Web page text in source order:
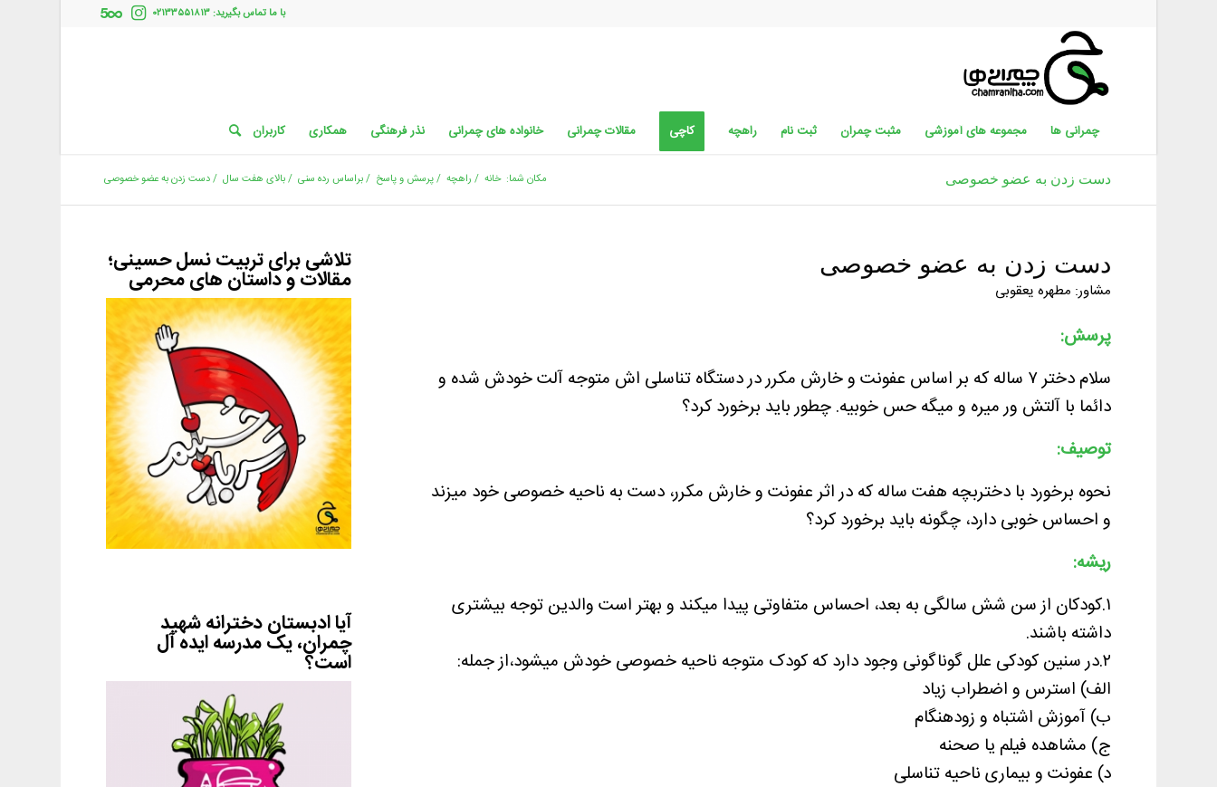
با ما تماس بگیرید: ۰۲۱۳۳۵۵۱۸۱۳
چمرانی ها مجموعه های آموزشی مثبت چمران ثبت نام راهچه کاچی مقالات چمرانی خانواده های چمرانی نذر فرهنگی همکاری کاربران
دست زدن به عضو خصوصی مکان شما: خانه / راهچه /پرسش و پاسخ /براساس رده سنی /بالای هفت سال /دست زدن به عضو خصوصی
دست زدن به عضو خصوصی
مشاور: مطهره یعقوبی
پرسش:
سلام دختر ۷ ساله که بر اساس عفونت و خارش مکرر در دستگاه تناسلی اش متوجه آلت خودش شده و
دائما با آلتش ور میره و میگه حس خوبیه. چطور باید برخورد کرد؟
توصیف:
نحوه برخورد با دختربچه هفت ساله که در اثر عفونت و خارش مکرر، دست به ناحیه خصوصی خود میزند
و احساس خوبی دارد، چگونه باید برخورد کرد؟
ریشه:
۱.کودکان از سن شش سالگی به بعد، احساس متفاوتی پیدا میکند و بهتر است والدین توجه بیشتری
داشته باشند.
۲.در سنین کودکی علل گوناگونی وجود دارد که کودک متوجه ناحیه خصوصی خودش میشود،از جمله:
الف) استرس و اضطراب زیاد
ب) آموزش اشتباه و زودهنگام
ج) مشاهده فیلم یا صحنه
د) عفونت و بیماری ناحیه تناسلی
تلاشی برای تربیت نسل حسینی؛
مقالات و داستان های محرمی
آیا ادبستان دخترانه شهید
چمران، یک مدرسه ایده آل
است؟